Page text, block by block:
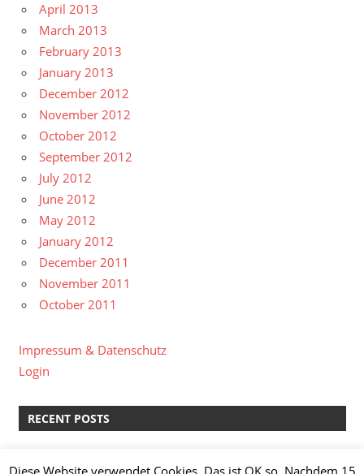
April 2013
March 2013
February 2013
January 2013
December 2012
November 2012
October 2012
September 2012
July 2012
June 2012
May 2012
January 2012
December 2011
November 2011
October 2011
Impressum & Datenschutz
Login
RECENT POSTS